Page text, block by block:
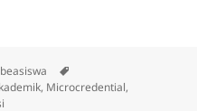
Categories
beasiswa
, Microcredential,